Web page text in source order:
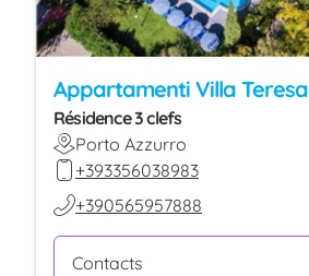
Appartamenti Villa Teresa
Résidence 3 clefs
Porto Azzurro
+393356038983
+390565957888
Contacts